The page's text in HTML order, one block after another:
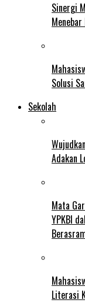
Sinergi
Solusi
Sekolah
Adakan
Mata
YPKBI
Literasi